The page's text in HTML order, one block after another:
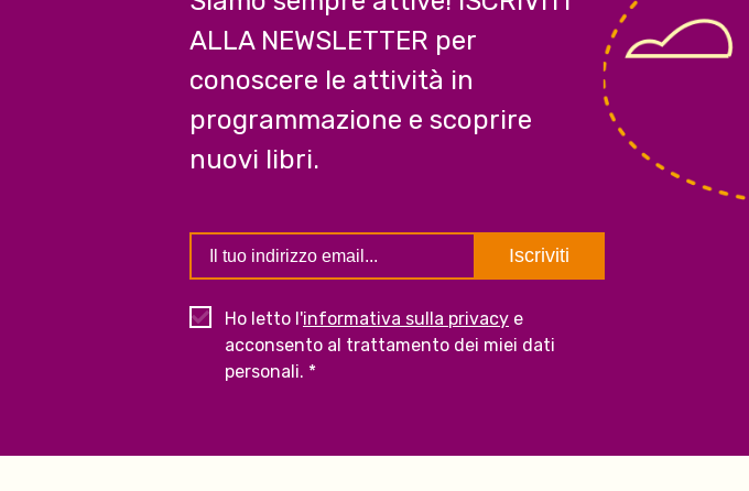
ALLA NEWSLETTER per
conoscere le attività in
programmazione e scoprire
nuovi libri.
Ho letto l'informativa sulla privacy e
acconsento al trattamento dei miei dati
personali. *